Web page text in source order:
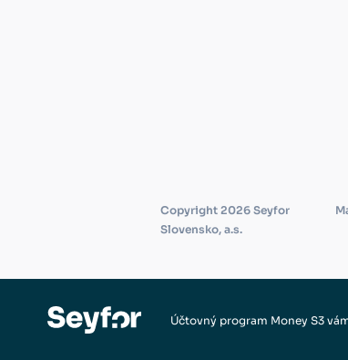
Copyright 2026 Seyfor
Slovensko, a.s.
Účtovný program Money S3